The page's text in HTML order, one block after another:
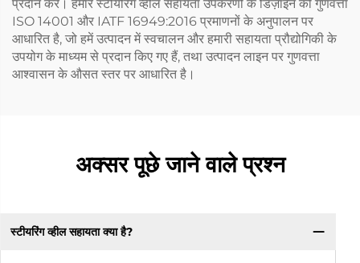
प्रदान करें। हमारे स्टीयरिंग व्हील सहायता उपकरणों के डिज़ाइन की गुणवत्ता
ISO 14001 और IATF 16949:2016 प्रमाणनों के अनुपालन पर
आधारित है, जो हमें उत्पादन में स्वचालन और हमारी सहायता प्रौद्योगिकी के
उपयोग के माध्यम से प्रदान किए गए हैं, तथा उत्पादन लाइन पर गुणवत्ता
आश्वासन के औसत स्तर पर आधारित है।
अक्सर पूछे जाने वाले प्रश्न
स्टीयरिंग व्हील सहायता क्या है?